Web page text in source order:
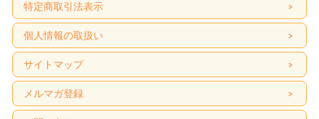
特定商取引法表示
個人情報の取扱い
サイトマップ
メルマガ登録